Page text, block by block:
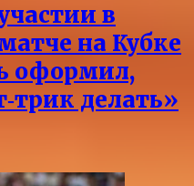
в
на Кубке
оформил,
делать»